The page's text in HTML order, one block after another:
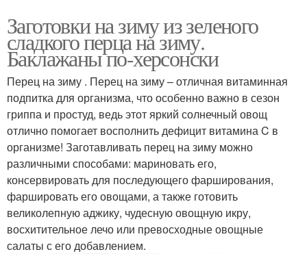
Заготовки на зиму из зеленого
сладкого перца на зиму.
Баклажаны по-херсонски
Перец на зиму . Перец на зиму – отличная витаминная
подпитка для организма, что особенно важно в сезон
гриппа и простуд, ведь этот яркий солнечный овощ
отлично помогает восполнить дефицит витамина C в
организме! Заготавливать перец на зиму можно
различными способами: мариновать его,
консервировать для последующего фарширования,
фаршировать его овощами, а также готовить
великолепную аджику, чудесную овощную икру,
восхитительное лечо или превосходные овощные
салаты с его добавлением.